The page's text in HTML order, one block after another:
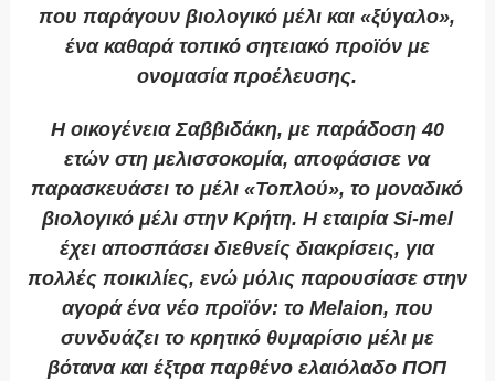
που παράγουν βιολογικό μέλι και «ξύγαλο»,
ένα καθαρά τοπικό σητειακό προϊόν με
ονομασία προέλευσης.
Η οικογένεια Σαββιδάκη, με παράδοση 40
ετών στη μελισσοκομία, αποφάσισε να
παρασκευάσει το μέλι «Τοπλού», το μοναδικό
βιολογικό μέλι στην Κρήτη. Η εταιρία Si-mel
έχει αποσπάσει διεθνείς διακρίσεις, για
πολλές ποικιλίες, ενώ μόλις παρουσίασε στην
αγορά ένα νέο προϊόν: το Melaion, που
συνδυάζει το κρητικό θυμαρίσιο μέλι με
βότανα και έξτρα παρθένο ελαιόλαδο ΠΟΠ